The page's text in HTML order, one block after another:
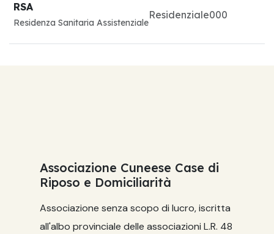
RSA
Residenza Sanitaria Assistenziale
Residenziale000
Associazione Cuneese Case di
Riposo e Domiciliarità
Associazione senza scopo di lucro, iscritta
all'albo provinciale delle associazioni L.R. 48